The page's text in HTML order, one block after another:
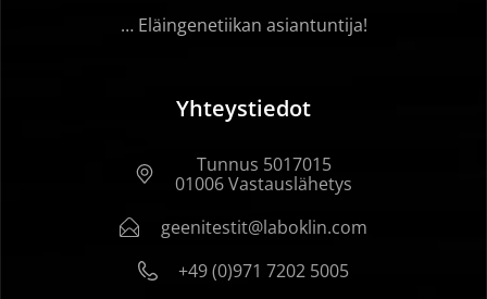
… Eläingenetiikan asiantuntija!
Yhteystiedot
Tunnus 5017015
01006 Vastauslähetys
geenitestit@laboklin.com
+49 (0)971 7202 5005